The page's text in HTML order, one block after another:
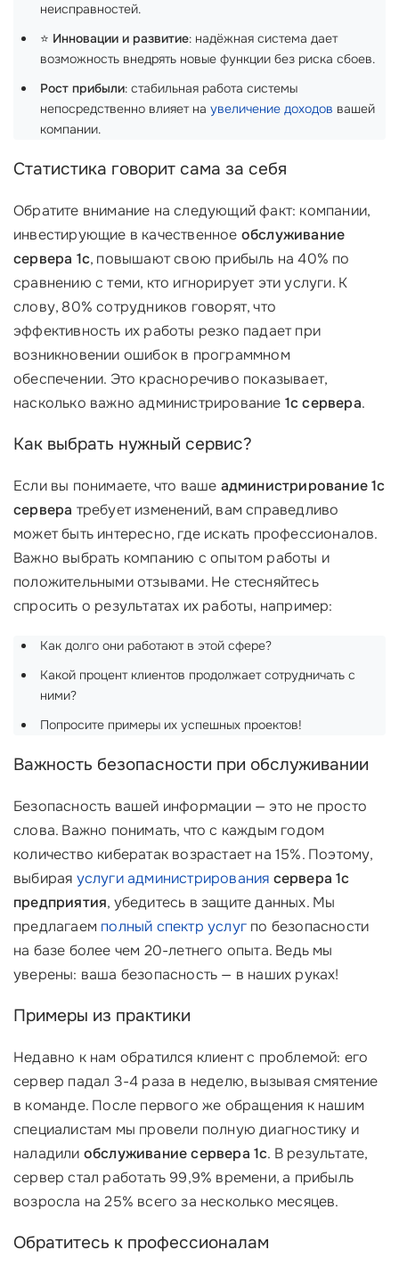
неисправностей.
⭐ Инновации и развитие: надёжная система дает
возможность внедрять новые функции без риска сбоев.
Рост прибыли: стабильная работа системы
непосредственно влияет на увеличение доходов вашей
компании.
Статистика говорит сама за себя
Обратите внимание на следующий факт: компании,
инвестирующие в качественное обслуживание
сервера 1с, повышают свою прибыль на 40% по
сравнению с теми, кто игнорирует эти услуги. К
слову, 80% сотрудников говорят, что
эффективность их работы резко падает при
возникновении ошибок в программном
обеспечении. Это красноречиво показывает,
насколько важно администрирование 1с сервера.
Как выбрать нужный сервис?
Если вы понимаете, что ваше администрирование 1с
сервера требует изменений, вам справедливо
может быть интересно, где искать профессионалов.
Важно выбрать компанию с опытом работы и
положительными отзывами. Не стесняйтесь
спросить о результатах их работы, например:
Как долго они работают в этой сфере?
Какой процент клиентов продолжает сотрудничать с
ними?
Попросите примеры их успешных проектов!
Важность безопасности при обслуживании
Безопасность вашей информации — это не просто
слова. Важно понимать, что с каждым годом
количество кибератак возрастает на 15%. Поэтому,
выбирая услуги администрирования сервера 1с
предприятия, убедитесь в защите данных. Мы
предлагаем полный спектр услуг по безопасности
на базе более чем 20-летнего опыта. Ведь мы
уверены: ваша безопасность — в наших руках!
Примеры из практики
Недавно к нам обратился клиент с проблемой: его
сервер падал 3-4 раза в неделю, вызывая смятение
в команде. После первого же обращения к нашим
специалистам мы провели полную диагностику и
наладили обслуживание сервера 1с. В результате,
сервер стал работать 99,9% времени, а прибыль
возросла на 25% всего за несколько месяцев.
Обратитесь к профессионалам